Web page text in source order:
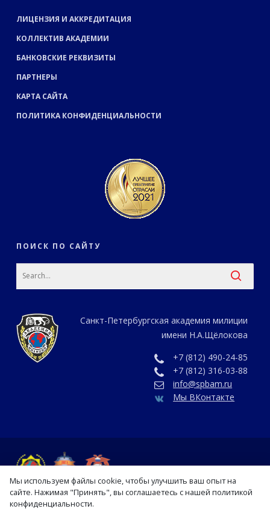
ЛИЦЕНЗИЯ И АККРЕДИТАЦИЯ
КОЛЛЕКТИВ АКАДЕМИИ
БАНКОВСКИЕ РЕКВИЗИТЫ
ПАРТНЕРЫ
КАРТА САЙТА
ПОЛИТИКА КОНФИДЕНЦИАЛЬНОСТИ
ПОИСК ПО САЙТУ
Санкт-Петербургская академия милиции
имени Н.А.Щёлокова
+7 (812) 490-24-85
+7 (812) 316-03-88
info@spbam.ru
Мы ВКонтакте
Мы используем файлы cookie, чтобы улучшить ваш опыт на
сайте. Нажимая "Принять", вы соглашаетесь с нашей политикой
конфиденциальности.